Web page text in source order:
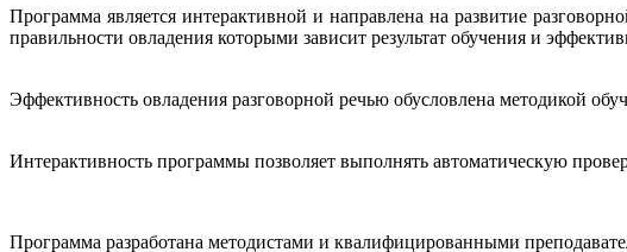
Программа является интерактивной и направлена на развитие
правильности овладения которыми зависит результат обучения и
Эффективность овладения разговорной речью обусловлена методикой
Интерактивность программы позволяет выполнять автоматическую
Программа разработана методистами и квалифицированными